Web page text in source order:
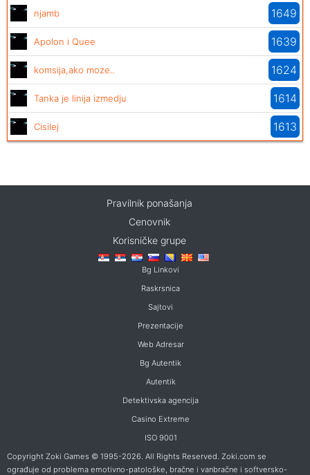
njamb 1649
Apolon i Quee 1639
komsija,ako moze.. 1624
Tanka je linija izmedju 1614
Cisilej 1613
Pravilnik ponašanja
Cenovnik
Korisničke grupe
Bg Linkovi
Raskrsnica
Sajtovi
Prezentacije
Web Adresar
Bg Autentik
Autentik
Detektivska agencija
Casino Extreme
ISO 9001
Copyright Zoki Games © 1995-2026. All Rights Reserved. Zoki.com se
ograđuje od problema emotivno-patološke, bračne i vanbračne i softversko-